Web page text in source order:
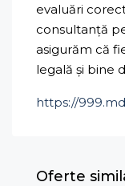
evaluări
consultanță
asigurăm că
legală și bine
https://
Oferte